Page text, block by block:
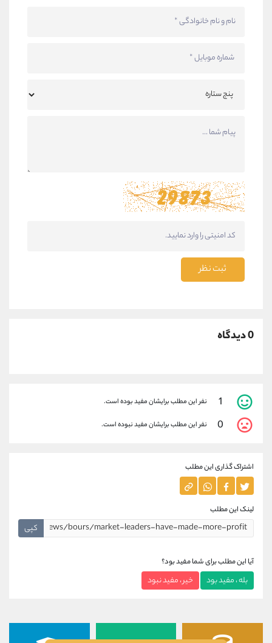
ثبت نظر
0 دیدگاه
1 نفر این مطلب برایشان مفید بوده است.
0 نفر این مطلب برایشان مفید نبوده است.
اشتراک گذاری این مطلب
لینک این مطلب
کپی
آیا این مطلب برای شما مفید بود؟
بله ، مفید بود خیر ، مفید نبود